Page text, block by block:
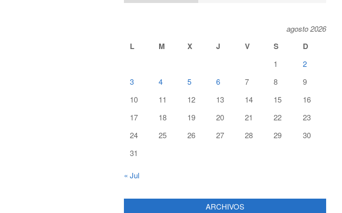
agosto 2026
L M X J V S D
1
2
3
4 5 6 7 8
9
10
11 12 13 14 15
16
17
18 19 20 21 22
23
24
25 26 27 28 29
30
31
« Jul
ARCHIVOS